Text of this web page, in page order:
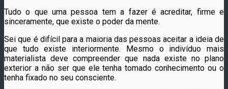
Tudo o que uma pessoa tem a fazer é acreditar, firme e
sinceramente, que existe o poder da mente.
Sei que é difícil para a maioria das pessoas aceitar a ideia de
que tudo existe interiormente. Mesmo o indivíduo mais
materialista deve compreender que nada existe no plano
exterior a não ser que ele tenha tomado conhecimento ou o
tenha fixado no seu consciente.